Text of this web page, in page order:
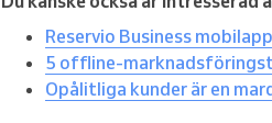
Reservio Business
5 offline-
Opålitliga kunder är en